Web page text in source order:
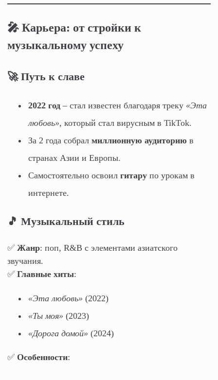
🎤 Карьера: от стройки к
музыкальному успеху
🚀 Путь к славе
2022 год – стал известен благодаря треку «Эта
любовь», который стал вирусным в TikTok.
За 2 года собрал миллионную аудиторию в
странах Азии и Европы.
Самостоятельно освоил гитару по урокам в
интернете.
🎵 Музыкальный стиль
✅ Жанр: поп, R&B с элементами азиатского
звучания.
✅ Главные хиты:
«Эта любовь» (2022)
«Ты моя» (2023)
«Дорога домой» (2024)
✅ Особенности: